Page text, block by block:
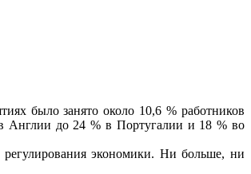
было занято около 10,6 % работников
Англии до 24 % в Португалии и 18 % во
экономики. Ни больше, ни